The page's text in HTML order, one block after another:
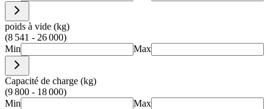
poids à vide (kg)
(8 541 - 26 000)
Min
Max
Capacité de charge (kg)
(9 800 - 18 000)
Min
Max